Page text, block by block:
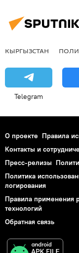
КЫРГЫЗСТАН
Telegram
О проекте Правила
Контакты и
Пресс-релизы
Политика
логирования
Правила применения
технологий
Обратная связь